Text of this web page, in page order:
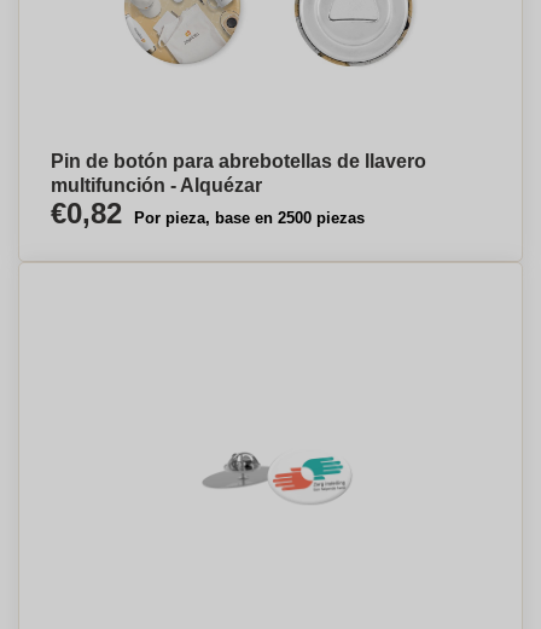
Pin de botón para abrebotellas de llavero
multifunción - Alquézar
€0,82 Por pieza, base en 2500 piezas